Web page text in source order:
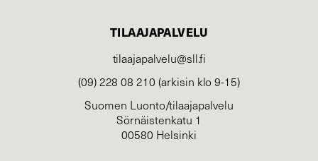
TILAAJAPALVELU
tilaajapalvelu@sll.fi
(09) 228 08 210 (arkisin klo 9-15)
Suomen Luonto/tilaajapalvelu
Sörnäistenkatu 1
00580 Helsinki